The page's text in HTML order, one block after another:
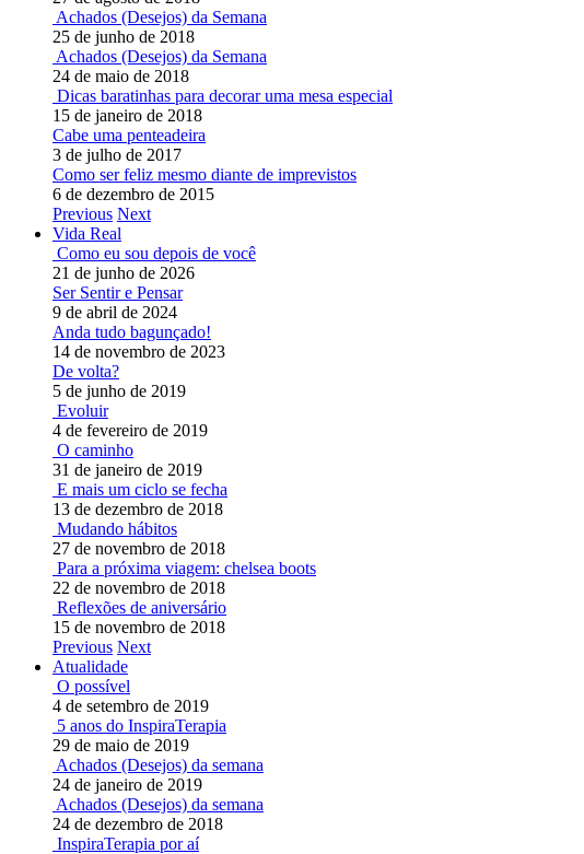
Achados (Desejos) da Semana
25 de junho de 2018
Achados (Desejos) da Semana
24 de maio de 2018
Dicas baratinhas para decorar uma mesa especial
15 de janeiro de 2018
Cabe uma penteadeira
3 de julho de 2017
Como ser feliz mesmo diante de imprevistos
6 de dezembro de 2015
Previous Next
Vida Real
Como eu sou depois de você
21 de junho de 2026
Ser Sentir e Pensar
9 de abril de 2024
Anda tudo bagunçado!
14 de novembro de 2023
De volta?
5 de junho de 2019
Evoluir
4 de fevereiro de 2019
O caminho
31 de janeiro de 2019
E mais um ciclo se fecha
13 de dezembro de 2018
Mudando hábitos
27 de novembro de 2018
Para a próxima viagem: chelsea boots
22 de novembro de 2018
Reflexões de aniversário
15 de novembro de 2018
Previous Next
Atualidade
O possível
4 de setembro de 2019
5 anos do InspiraTerapia
29 de maio de 2019
Achados (Desejos) da semana
24 de janeiro de 2019
Achados (Desejos) da semana
24 de dezembro de 2018
InspiraTerapia por aí